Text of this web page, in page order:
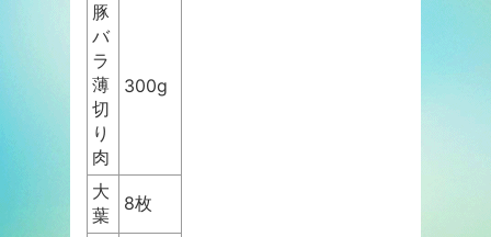
豚
バ
ラ
薄
切
り
肉
300g
大
葉
8枚